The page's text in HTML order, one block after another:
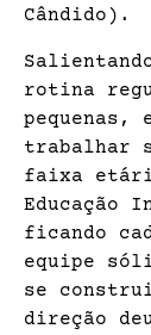
Cândido).
rotina
pequenas,
trabalhar
faixa
ficando
equipe
se
direção